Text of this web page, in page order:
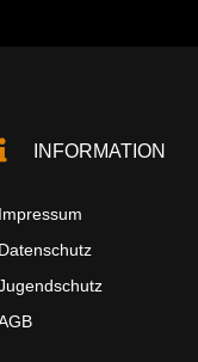
INFORMATION
Impressum
Datenschutz